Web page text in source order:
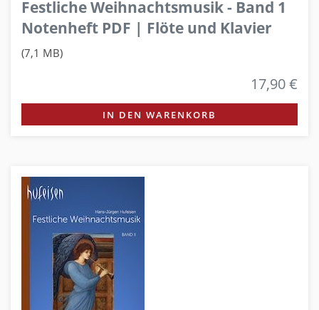
Festliche Weihnachtsmusik - Band 1
Notenheft PDF | Flöte und Klavier
(7,1 MB)
17,90 €
IN DEN WARENKORB